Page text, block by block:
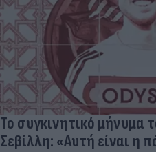
Το συγκινητικό μήνυμα
Σεβίλλη: «Αυτή είναι η